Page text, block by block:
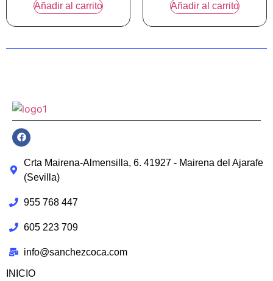
Añadir al carrito Añadir al carrito
Crta Mairena-Almensilla, 6. 41927 - Mairena del Ajarafe
(Sevilla)
955 768 447
605 223 709
info@sanchezcoca.com
INICIO